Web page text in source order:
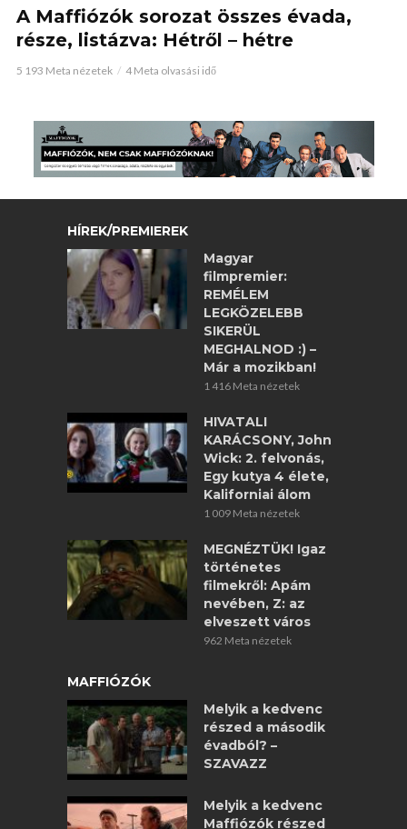
A Maffiózók sorozat összes évada,
része, listázva: Hétről – hétre
5 193 Meta nézetek 4 Meta olvasási idő
HÍREK/PREMIEREK
Magyar
filmpremier:
REMÉLEM
LEGKÖZELEBB
SIKERÜL
MEGHALNOD :) –
Már a mozikban!
1 416 Meta nézetek
HIVATALI
KARÁCSONY, John
Wick: 2. felvonás,
Egy kutya 4 élete,
Kaliforniai álom
1 009 Meta nézetek
MEGNÉZTÜK! Igaz
történetes
filmekről: Apám
nevében, Z: az
elveszett város
962 Meta nézetek
MAFFIÓZÓK
Melyik a kedvenc
részed a második
évadból? –
SZAVAZZ
Melyik a kedvenc
Maffiózók részed